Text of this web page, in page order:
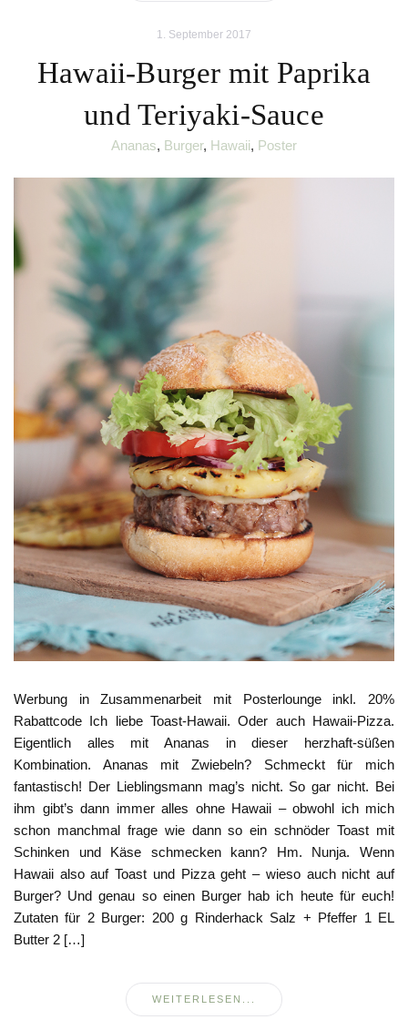
1. September 2017
Hawaii-Burger mit Paprika
und Teriyaki-Sauce
Ananas, Burger, Hawaii, Poster
Werbung in Zusammenarbeit mit Posterlounge inkl. 20%
Rabattcode Ich liebe Toast-Hawaii. Oder auch Hawaii-Pizza.
Eigentlich alles mit Ananas in dieser herzhaft-süßen
Kombination. Ananas mit Zwiebeln? Schmeckt für mich
fantastisch! Der Lieblingsmann mag’s nicht. So gar nicht. Bei
ihm gibt’s dann immer alles ohne Hawaii – obwohl ich mich
schon manchmal frage wie dann so ein schnöder Toast mit
Schinken und Käse schmecken kann? Hm. Nunja. Wenn
Hawaii also auf Toast und Pizza geht – wieso auch nicht auf
Burger? Und genau so einen Burger hab ich heute für euch!
Zutaten für 2 Burger: 200 g Rinderhack Salz + Pfeffer 1 EL
Butter 2 […]
WEITERLESEN...